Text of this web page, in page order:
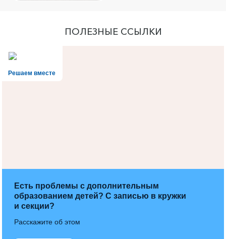
ПОЛЕЗНЫЕ ССЫЛКИ
Решаем вместе
Есть проблемы с дополнительным
образованием детей? С записью в кружки
и секции?
Расскажите об этом